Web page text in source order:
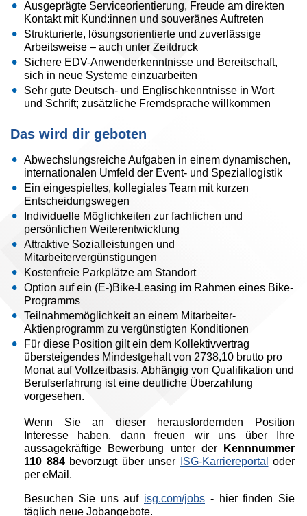
Ausgeprägte Serviceorientierung, Freude am direkten
Kontakt mit Kund:innen und souveränes Auftreten
Strukturierte, lösungsorientierte und zuverlässige
Arbeitsweise – auch unter Zeitdruck
Sichere EDV-Anwenderkenntnisse und Bereitschaft,
sich in neue Systeme einzuarbeiten
Sehr gute Deutsch- und Englischkenntnisse in Wort
und Schrift; zusätzliche Fremdsprache willkommen
Das wird dir geboten
Abwechslungsreiche Aufgaben in einem dynamischen,
internationalen Umfeld der Event- und Speziallogistik
Ein eingespieltes, kollegiales Team mit kurzen
Entscheidungswegen
Individuelle Möglichkeiten zur fachlichen und
persönlichen Weiterentwicklung
Attraktive Sozialleistungen und
Mitarbeitervergünstigungen
Kostenfreie Parkplätze am Standort
Option auf ein (E-)Bike-Leasing im Rahmen eines Bike-
Programms
Teilnahmemöglichkeit an einem Mitarbeiter-
Aktienprogramm zu vergünstigten Konditionen
Für diese Position gilt ein dem Kollektivvertrag
übersteigendes Mindestgehalt von 2738,10 brutto pro
Monat auf Vollzeitbasis. Abhängig von Qualifikation und
Berufserfahrung ist eine deutliche Überzahlung
vorgesehen.
Wenn Sie an dieser herausfordernden Position
Interesse haben, dann freuen wir uns über Ihre
aussagekräftige Bewerbung unter der
Kennnummer
110 884bevorzugt über unser ISG-Karriereportal
oder
per eMail.
Besuchen Sie uns auf isg.com/jobs - hier finden Sie
täglich neue Jobangebote.